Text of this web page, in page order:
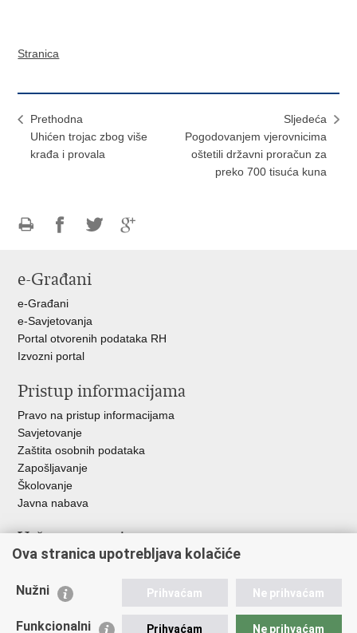
Stranica
Prethodna
Uhićen trojac zbog više
krađa i provala
Sljedeća
Pogodovanjem vjerovnicima
oštetili državni proračun za
preko 700 tisuća kuna
FacebookuTwitteru
e-Građani
e-Građani
e-Savjetovanja
Portal otvorenih podataka RH
Izvozni portal
Pristup informacijama
Pravo na pristup informacijama
Savjetovanje
Zaštita osobnih podataka
Zapošljavanje
Školovanje
Javna nabava
Važne poveznice
Ministarstvo unutarnjih poslova
Udruge
Ova stranica upotrebljava kolačiće
Nužni Prihvaćam Ne prihvaćam
Funkcionalni Prihvaćam Ne prihvaćam